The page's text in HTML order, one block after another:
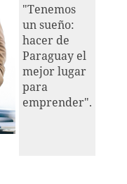
"Tenemos
un sueño:
hacer de
Paraguay el
mejor lugar
para
emprender".